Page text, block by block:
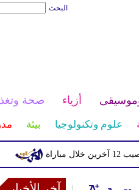
البحث
أزياء صحة
علوم وتكنولوجيا بيئة
انفجار